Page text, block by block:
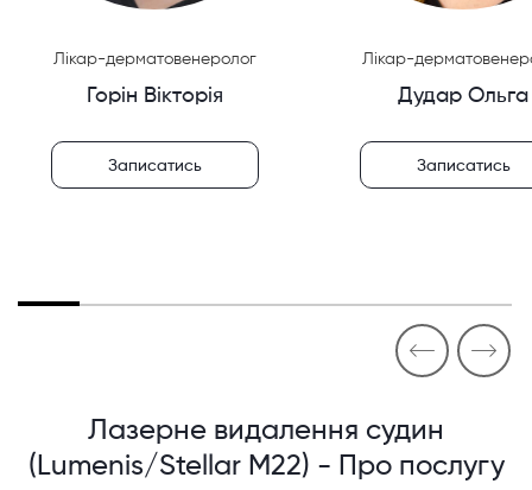
Лікар-дерматовенеролог
Горін Вікторія
Записатись
Лікар-
Дудар Ольга
Записатись
Лазерне видалення судин
(Lumenis/Stellar M22) - Про послугу